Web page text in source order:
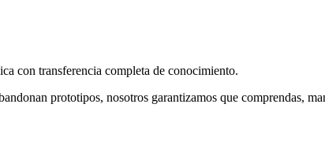
con transferencia completa de conocimiento.
prototipos, nosotros garantizamos que comprendas,